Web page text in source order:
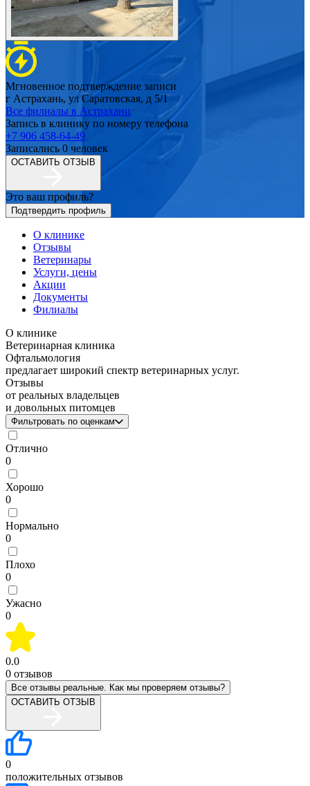
Мгновенное подтверждение записи
г Астрахань, ул Саратовская, д 5/1
Все филиалы в Астрахани
Запись в клинику по номеру телефона
+7 906 458-64-49
Записались 0 человек
ОСТАВИТЬ ОТЗЫВ
Это ваш профиль?
Подтвердить профиль
О клинике
Отзывы
Ветеринары
Услуги, цены
Акции
Документы
Филиалы
О клинике
Ветеринарная клиника
Офтальмология
предлагает широкий спектр ветеринарных услуг.
Отзывы
от реальных владельцев
и довольных питомцев
Фильтровать по оценкам
Отлично
0
Хорошо
0
Нормально
0
Плохо
0
Ужасно
0
0.0
0 отзывов
Все отзывы реальные. Как мы проверяем отзывы?
ОСТАВИТЬ ОТЗЫВ
0
положительных отзывов